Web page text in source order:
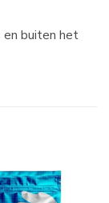
en buiten het